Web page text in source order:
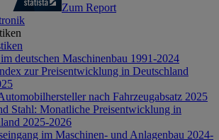
Zum Report
deutschen Maschinenbau 1991-2024
zur Preisentwicklung in Deutschland
nach Fahrzeugabsatz 2025
Stahl: Monatliche Preisentwicklung in
2025-2026
im Maschinen- und Anlagenbau 2024-